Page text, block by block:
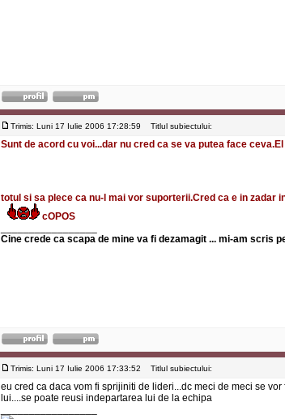
Trimis: Luni 17 Iulie 2006 17:28:59 Titlul subiectului:
Sunt de acord cu voi...dar nu cred ca se va putea face
totul si sa plece ca nu-l mai vor suporterii.Cred ca e in zadar
cOPOS
Cine crede ca scapa de mine va fi dezamagit ... mi-am scris
Trimis: Luni 17 Iulie 2006 17:33:52 Titlul subiectului:
eu cred ca daca vom fi sprijiniti de lideri...dc meci de meci se
lui....se poate reusi indepartarea lui de la echipa